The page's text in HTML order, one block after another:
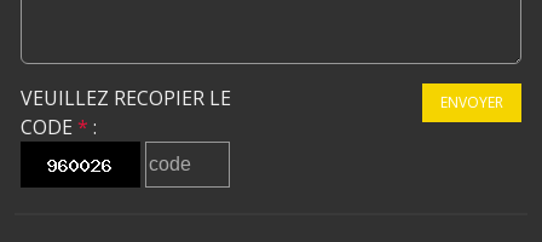
VEUILLEZ RECOPIER LE
CODE * :
ENVOYER